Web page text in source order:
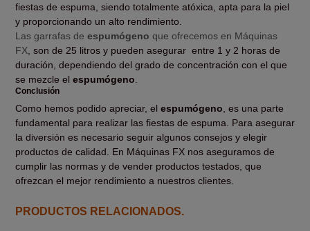
fiestas de espuma, siendo totalmente atóxica, apta para la piel
y proporcionando un alto rendimiento.
Las garrafas de espumógeno que ofrecemos en Máquinas
FX, son de 25 litros y pueden asegurar entre 1 y 2 horas de
duración, dependiendo del grado de concentración con el que
se mezcle el espumógeno
Conclusión
Como hemos podido apreciar, el espumógeno , es una parte
fundamental para realizar las fiestas de espuma. Para asegurar
la diversión es necesario seguir algunos consejos y elegir
productos de calidad. En Máquinas FX nos aseguramos de
cumplir las normas y de vender productos testados, que
ofrezcan el mejor rendimiento a nuestros clientes.
PRODUCTOS RELACIONADOS.